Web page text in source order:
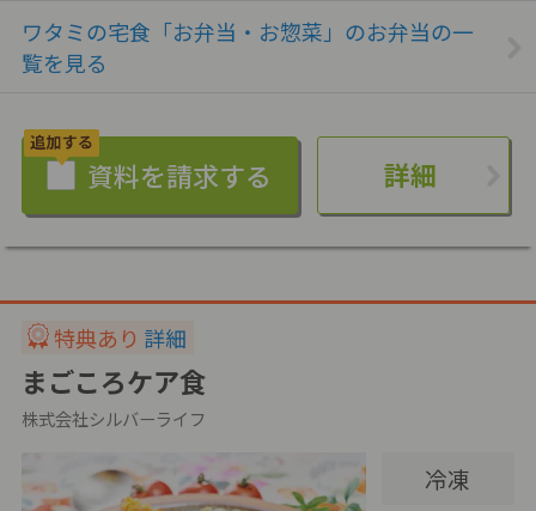
ワタミの宅食「お弁当・お惣菜」のお弁当の一
覧を見る
詳細
特典あり 詳細
まごころケア食
株式会社シルバーライフ
冷凍